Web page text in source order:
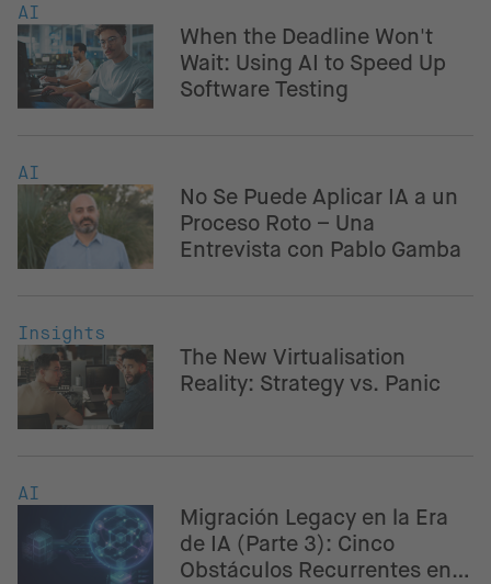
AI
When the Deadline Won't
Wait: Using AI to Speed Up
Software Testing
AI
No Se Puede Aplicar IA a un
Proceso Roto – Una
Entrevista con Pablo Gamba
Insights
The New Virtualisation
Reality: Strategy vs. Panic
AI
Migración Legacy en la Era
de IA (Parte 3): Cinco
Obstáculos Recurrentes en